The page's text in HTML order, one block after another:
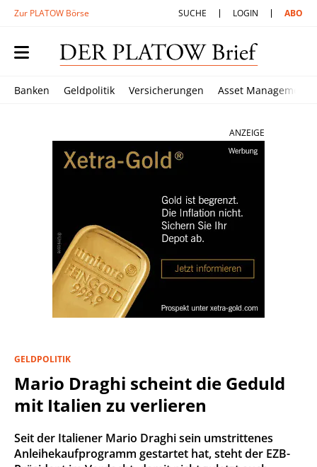
Zur PLATOW Börse SUCHE LOGIN ABO
Banken Geldpolitik Versicherungen Asset Management
ANZEIGE
GELDPOLITIK
Mario Draghi scheint die Geduld
mit Italien zu verlieren
Seit der Italiener Mario Draghi sein umstrittenes
Anleihekaufprogramm gestartet hat, steht der EZB-